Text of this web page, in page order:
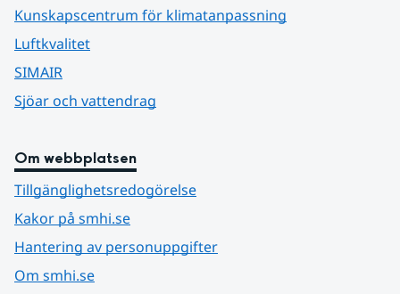
Kunskapscentrum för klimatanpassning
Luftkvalitet
SIMAIR
Sjöar och vattendrag
Om webbplatsen
Tillgänglighetsredogörelse
Kakor på smhi.se
Hantering av personuppgifter
Om smhi.se